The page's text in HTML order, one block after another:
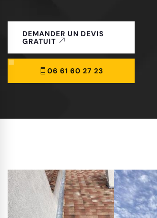
DEMANDER UN DEVIS
GRATUIT
06 61 60 27 23